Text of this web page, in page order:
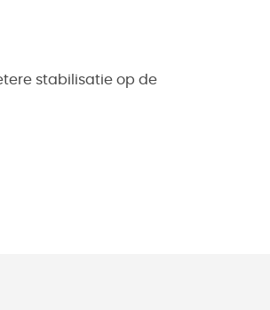
stabilisatie op de